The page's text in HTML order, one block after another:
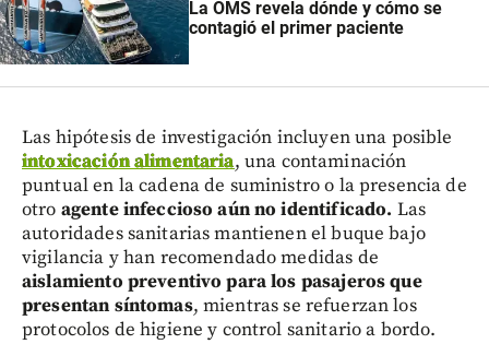
La OMS revela dónde y cómo se
contagió el primer paciente
Las hipótesis de investigación incluyen una posible
intoxicación alimentaria, una contaminación
puntual en la cadena de suministro o la presencia de
otro agente infeccioso aún no identificado. Las
autoridades sanitarias mantienen el buque bajo
vigilancia y han recomendado medidas de
aislamiento preventivo para los pasajeros que
presentan síntomas, mientras se refuerzan los
protocolos de higiene y control sanitario a bordo.